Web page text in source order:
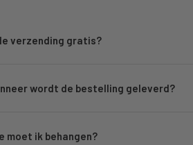
verzending gratis?
wordt de bestelling geleverd?
moet ik behangen?